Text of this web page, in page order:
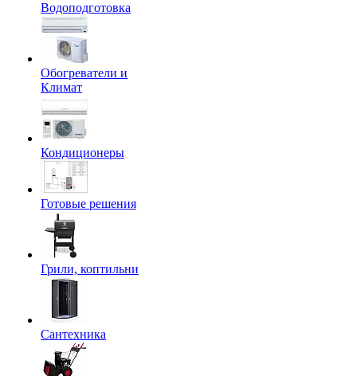
Водоподготовка
Обогреватели и
Климат
Кондиционеры
Готовые решения
Грили, коптильни
Сантехника